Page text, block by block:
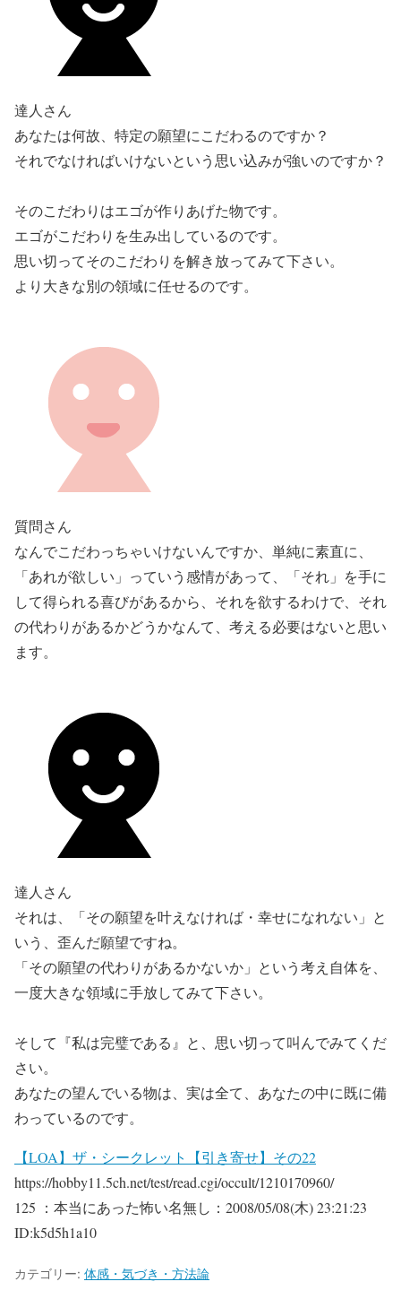
達人さん
あなたは何故、特定の願望にこだわるのですか？
それでなければいけないという思い込みが強いのですか？
そのこだわりはエゴが作りあげた物です。
エゴがこだわりを生み出しているのです。
思い切ってそのこだわりを解き放ってみて下さい。
より大きな別の領域に任せるのです。
質問さん
なんでこだわっちゃいけないんですか、単純に素直に、
「あれが欲しい」っていう感情があって、「それ」を手に
して得られる喜びがあるから、それを欲するわけで、それ
の代わりがあるかどうかなんて、考える必要はないと思い
ます。
達人さん
それは、「その願望を叶えなければ・幸せになれない」と
いう、歪んだ願望ですね。
「その願望の代わりがあるかないか」という考え自体を、
一度大きな領域に手放してみて下さい。
そして『私は完璧である』と、思い切って叫んでみてくだ
さい。
あなたの望んでいる物は、実は全て、あなたの中に既に備
わっているのです。
【LOA】ザ・シークレット【引き寄せ】その22
https://hobby11.5ch.net/test/read.cgi/occult/1210170960/
125 ：本当にあった怖い名無し：2008/05/08(木) 23:21:23
ID:k5d5h1a10
カテゴリー: 体感・気づき・方法論